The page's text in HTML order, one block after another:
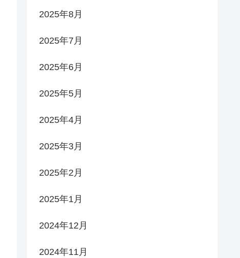
2025年8月
2025年7月
2025年6月
2025年5月
2025年4月
2025年3月
2025年2月
2025年1月
2024年12月
2024年11月